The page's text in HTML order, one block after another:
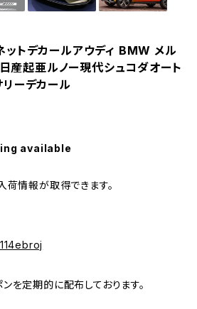
ットデカールアウディ BMW メル
産起亜ルノー現代シュコダオート
ーデカール
available
荷情報が取得できます。
を定期的に配布しております。